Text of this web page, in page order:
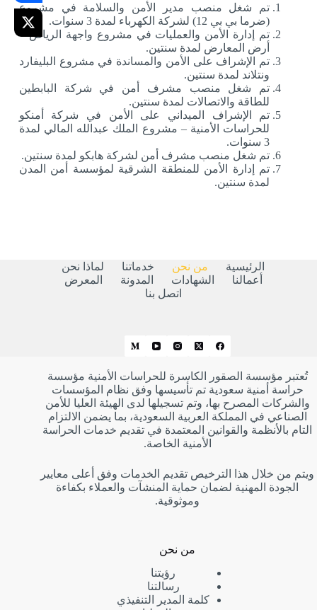
تم شغل منصب مدير الأمن والسلامة في مشروع
(ضرما بي بي 12) لشركة الكهرباء لمدة 3 سنوات.
تم إدارة الأمن والعمليات في مشروع واجهة الرياض –
أرض المعارض لمدة سنتين.
تم الإشراف على الأمن والمساندة في مشروع البليفارد
ونتلاند لمدة سنتين.
تم شغل منصب مشرف أمن في شركة البابطين
للطاقة والاتصالات لمدة سنتين.
تم الإشراف الميداني على الأمن في شركة أمنكو
للحراسات الأمنية – مشروع الملك عبدالله المالي لمدة
3 سنوات.
تم شغل منصب مشرف أمن لشركة هابكو لمدة سنتين.
تم إدارة الأمن للمنطقة الشرقية لمؤسسة أمن المدن
لمدة سنتين.
الرئيسية من نحن خدماتنا
لماذا نحن
أعمالنا
الشهادات المدونة
المعرض
اتصل بنا
تُعتبر مؤسسة الصقور الكاسرة للحراسات الأمنية مؤسسة
حراسة أمنية سعودية تم تأسيسها وفق نظام المؤسسات
والشركات المصرح بها، وتم تسجيلها لدى الهيئة العليا للأمن
الصناعي في المملكة العربية السعودية، بما يضمن الالتزام
التام بالأنظمة والقوانين المعتمدة في تقديم خدمات الحراسة
الأمنية الخاصة.
ويتم من خلال هذا الترخيص تقديم الخدمات وفق أعلى معايير
الجودة المهنية لضمان حماية المنشآت والعملاء بكفاءة
وموثوقية.
من نحن
رؤيتنا
رسالتنا
كلمة المدير التنفيذي